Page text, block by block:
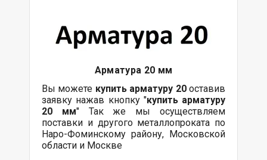
Арматура 20 мм
Вы можете купить арматуру 20оставив
заявку нажав кнопку "купить арматуру
20 мм" Так же мы осуществляем
поставки и другого металлопроката по
Наро-Фоминскому району, Московской
области и Москве